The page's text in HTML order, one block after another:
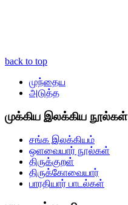
back to top
முந்தைய
அடுத்த
முக்கிய இலக்கிய நூல்கள்
சங்க இலக்கியம்
ஒளவையார் நூல்கள்
திருக்குறள்
திருக்கோவையார்
பாரதியார் பாடல்கள்